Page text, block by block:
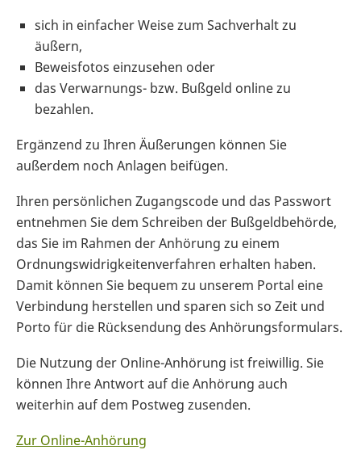
sich in einfacher Weise zum Sachverhalt zu
äußern,
Beweisfotos einzusehen oder
das Verwarnungs- bzw. Bußgeld online zu
bezahlen.
Ergänzend zu Ihren Äußerungen können Sie
außerdem noch Anlagen beifügen.
Ihren persönlichen Zugangscode und das Passwort
entnehmen Sie dem Schreiben der Bußgeldbehörde,
das Sie im Rahmen der Anhörung zu einem
Ordnungswidrigkeitenverfahren erhalten haben.
Damit können Sie bequem zu unserem Portal eine
Verbindung herstellen und sparen sich so Zeit und
Porto für die Rücksendung des Anhörungsformulars.
Die Nutzung der Online-Anhörung ist freiwillig. Sie
können Ihre Antwort auf die Anhörung auch
weiterhin auf dem Postweg zusenden.
Zur Online-Anhörung